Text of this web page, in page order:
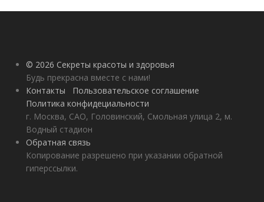
© 2026 Секреты красоты и здоровья
Будь прекрасна вместе с нами!
Контакты
Пользовательское соглашение
Политика конфидециальности
г. Москва, САО, Головинский, Смольная улица 2, м.
Водный стадион
Обратная связь
Копирование разрешено при указании обратной
гиперссылки.